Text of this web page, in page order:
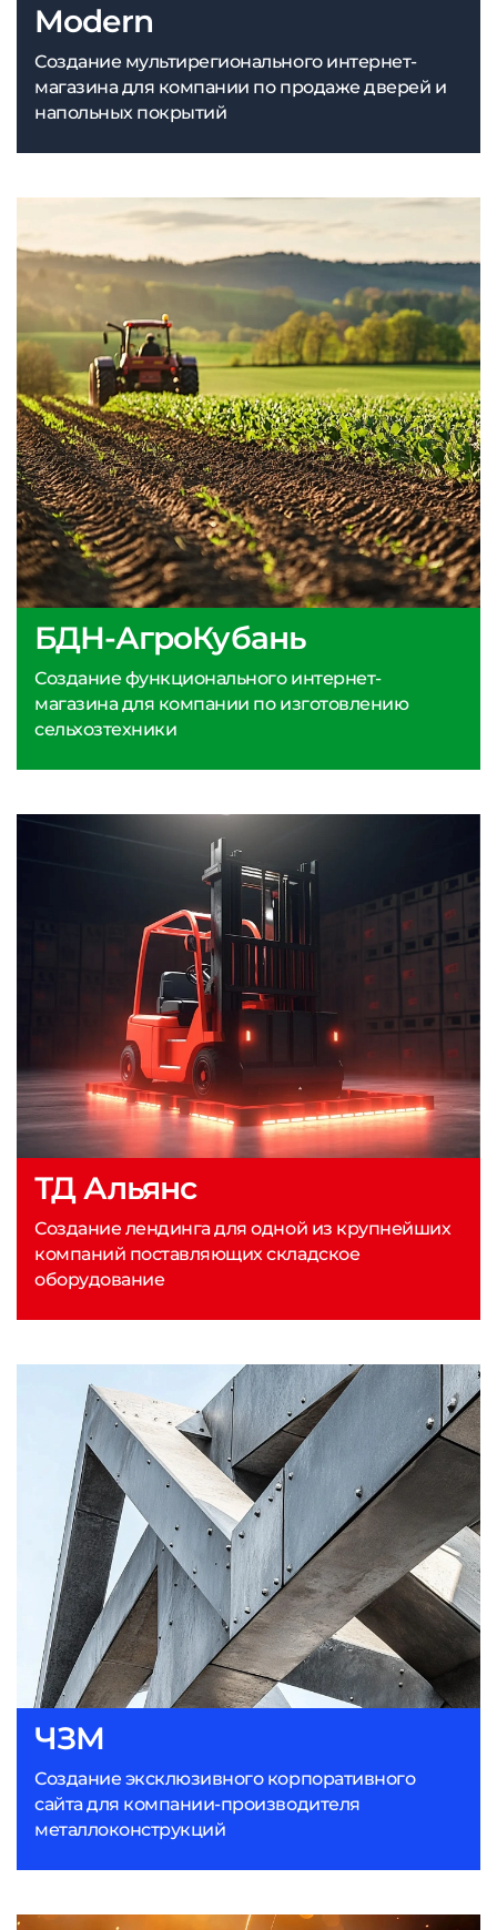
БДН-АгроКубань
Создание функционального интернет-
магазина для компании по изготовлению
сельхозтехники
ЧЗМ
Создание эксклюзивного корпоративного
сайта для компании-производителя
металлоконструкций
Modern
Создание мультирегионального интернет-
магазина для компании по продаже дверей и
напольных покрытий
ТД Альянс
Создание лендинга для одной из крупнейших
компаний поставляющих складское
оборудование